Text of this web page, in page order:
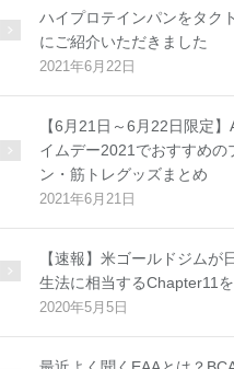
ハイプロテインパンをタク
にご紹介いただきました
2021年6月22日
【6月21日～6月22日限定
イムデー2021でおすすめの
ン・筋トレグッズまとめ
2021年6月21日
【速報】米ゴールドジムが
生法に相当するChapter11
2020年5月5日